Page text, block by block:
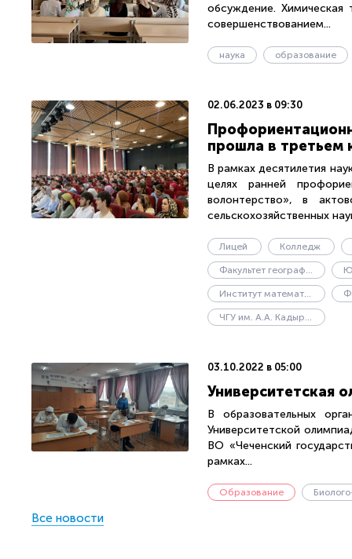
обсуждение. Химическая
совершенствованием...
наука образование
02.06.2023 в 09:30
прошла в третьем
В рамках десятилетия
целях ранней
волонтерство», в
сельскохозяйственных
Лицей Колледж
Факультет географии и геоэкологии
Институт математики, физики и информационных технологий
ЧГУ им. А.А. Кадырова
03.10.2022 в 05:00
Университетская
В образовательных
Университетской
ВО «Чеченский
рамках...
Образование
Все новости